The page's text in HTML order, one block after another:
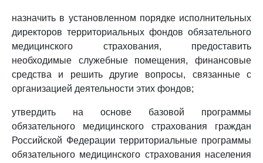
назначить в установленном порядке исполнительных
директоров территориальных фондов обязательного
медицинского страхования, предоставить
необходимые служебные помещения, финансовые
средства и решить другие вопросы, связанные с
организацией деятельности этих фондов;
утвердить на основе базовой программы
обязательного медицинского страхования граждан
Российской Федерации территориальные программы
обязательного медицинского страхования населения